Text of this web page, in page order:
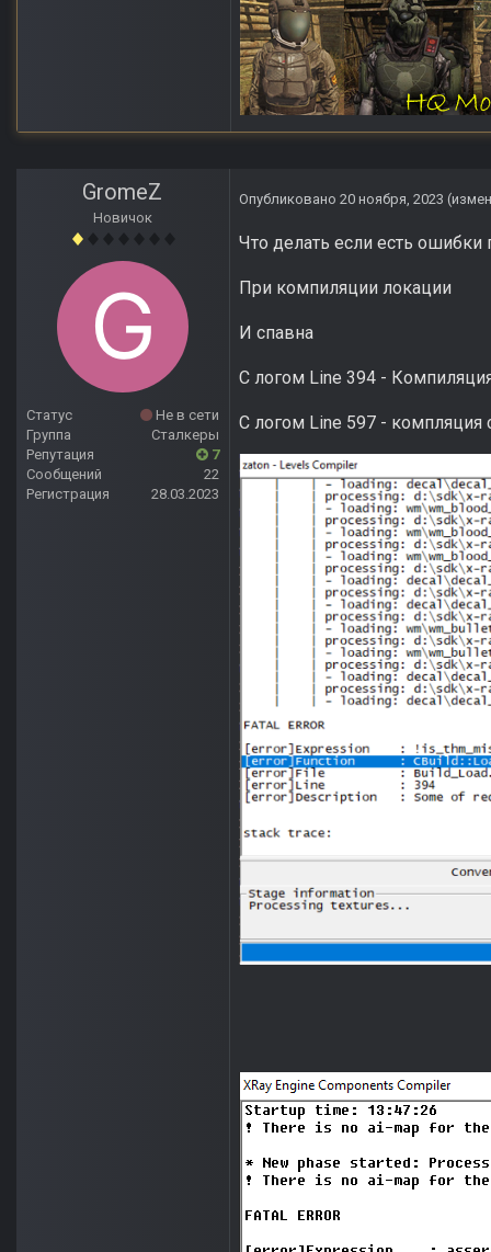
GromeZ
Новичок
Статус
Не в сети
Группа
Сталкеры
Репутация
7
Сообщений
22
Регистрация
28.03.2023
Опубликовано 20 ноября, 2023
Что делать если есть
При компиляции локации
И спавна
С логом Line 394 -
С логом Line 597 - компляция